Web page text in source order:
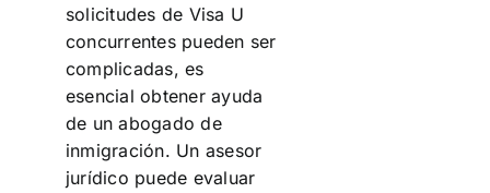
solicitudes de Visa U
concurrentes pueden ser
complicadas, es
esencial obtener ayuda
de un abogado de
inmigración. Un asesor
jurídico puede evaluar